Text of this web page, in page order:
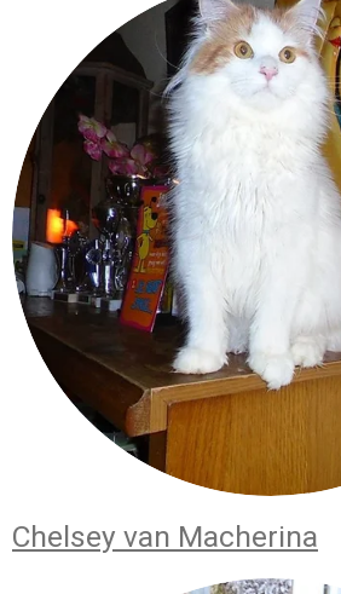
Chelsey van Macherina